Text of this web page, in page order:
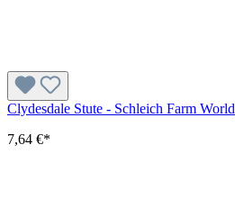
Clydesdale Stute - Schleich Farm World
7,64 €*